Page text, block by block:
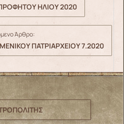
ΗΛΙΟΥ 2020
Άρθρο:
ΠΑΤΡΙΑΡΧΕΙΟΥ 7.2020